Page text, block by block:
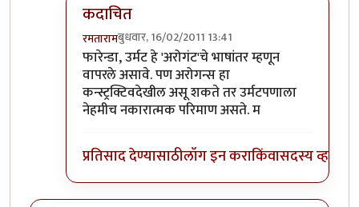
कदाचित
रमतारामबुधवार, 16/02/2011 13:41
In reply toआले लक्षातbyफारएन्ड
फारेन्डा, उर्मट हे 'अरोगंट'चे भाषांतर म्हणून
वापरले असावे. पण अरोगन्स हा
कन्स्ट्रक्टिवदेखील असू शकते तर उर्मटपणाला
नेहमीच नकारात्मक परिमाण असते. म
प्रतिसाद देण्यासाठीलॉग इन कराकिंवासदस्य व्हा